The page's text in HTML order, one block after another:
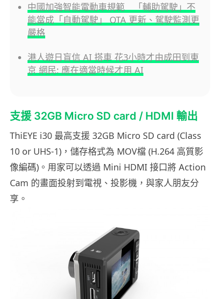
中國加強智能電動車規範 「輔助駕駛」不
能當成「自動駕駛」 OTA 更新、駕駛監測更
嚴格
港人遊日盲信 AI 搭車 花3小時才由成田到東
京 網民: 應在適當時候才用 AI
支援 32GB Micro SD card / HDMI 輸出
ThiEYE i30 最高支援 32GB Micro SD card (Class
10 or UHS-1)，儲存格式為 MOV檔 (H.264 高質影
像編碼)。用家可以透過 Mini HDMI 接口將 Action
Cam 的畫面投射到電視、投影機，與家人朋友分
享。